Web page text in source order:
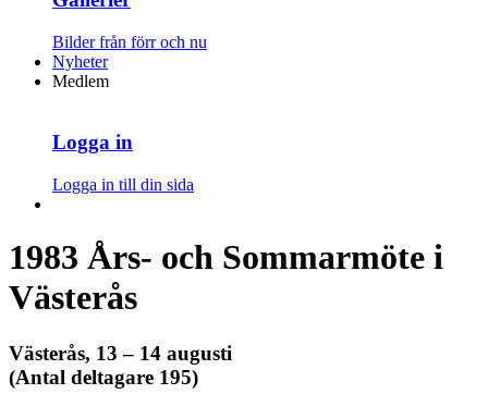
Bilder från förr och nu
Nyheter
Medlem
Logga in
Logga in till din sida
1983 Års- och Sommarmöte i
Västerås
Västerås, 13 – 14 augusti
(Antal deltagare 195)